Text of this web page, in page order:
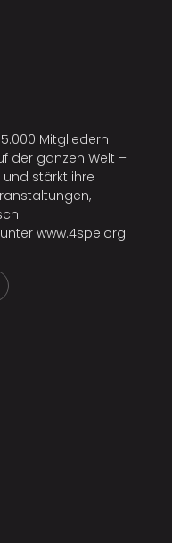
Mitgliedern
der ganzen Welt –
und stärkt ihre
www.4spe.org.